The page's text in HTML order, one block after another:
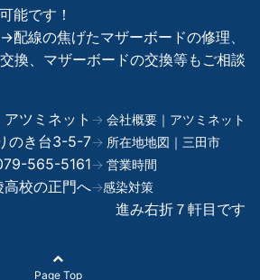
能です！
配線の焦げたマザーボードの修理、
換、マザーボードの交換等もご相談
→ 会社概要｜アツミネット
→ 所在地地図｜三田市
→ 営業時間
→感染対策
アツミネット
のき台3-5-7
565-5161
校の正門へ
進み右折７軒目です
Page Top